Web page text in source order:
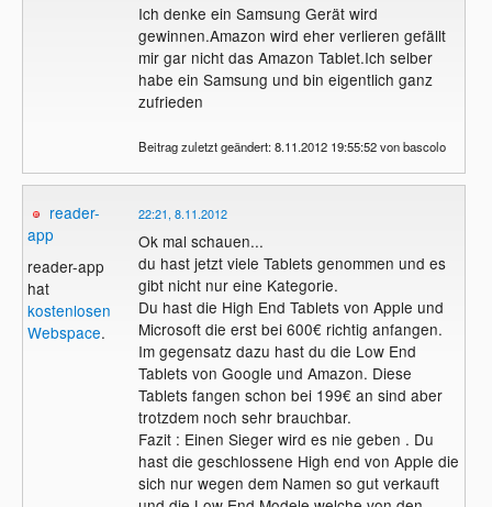
Ich denke ein Samsung Gerät wird
gewinnen.Amazon wird eher verlieren gefällt
mir gar nicht das Amazon Tablet.Ich selber
habe ein Samsung und bin eigentlich ganz
zufrieden
Beitrag zuletzt geändert: 8.11.2012 19:55:52 von bascolo
reader-
app
reader-app
hat
kostenlosen
Webspace.
22:21, 8.11.2012
Ok mal schauen...
du hast jetzt viele Tablets genommen und es
gibt nicht nur eine Kategorie.
Du hast die High End Tablets von Apple und
Microsoft die erst bei 600€ richtig anfangen.
Im gegensatz dazu hast du die Low End
Tablets von Google und Amazon. Diese
Tablets fangen schon bei 199€ an sind aber
trotzdem noch sehr brauchbar.
Fazit : Einen Sieger wird es nie geben . Du
hast die geschlossene High end von Apple die
sich nur wegen dem Namen so gut verkauft